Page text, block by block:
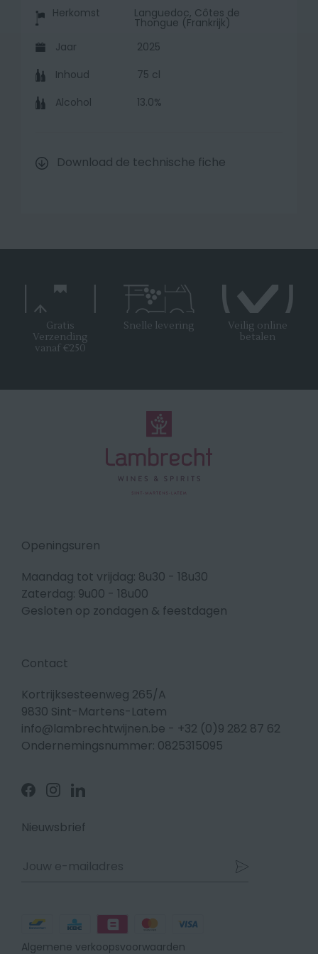
Herkomst
Languedoc, Côtes de
Thongue (Frankrijk)
Jaar
2025
Inhoud
75 cl
Alcohol
13.0%
Download de technische fiche
Gratis
Verzending
vanaf €250
Snelle levering
Veilig online
betalen
Openingsuren
Maandag tot vrijdag: 8u30 - 18u30
Zaterdag: 9u00 - 18u00
Gesloten op zondagen & feestdagen
Contact
Kortrijksesteenweg 265/A
9830 Sint-Martens-Latem
info@lambrechtwijnen.be - +32 (0)9 282 87 62
Ondernemingsnummer: 0825315095
Volg
ons
Facebook
Volg
ons
Instagram
Volg
ons
Linkedin
Nieuwsbrief
Betaalmethodes
Algemene verkoopsvoorwaarden